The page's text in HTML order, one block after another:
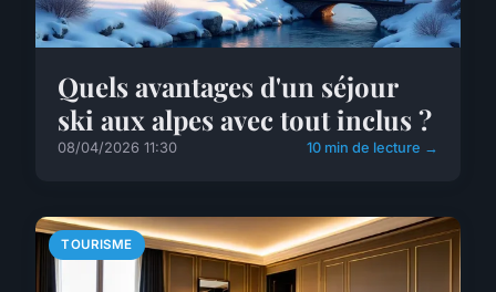
Quels avantages d'un séjour
ski aux alpes avec tout inclus ?
08/04/2026 11:30 10 min de lecture →
TOURISME